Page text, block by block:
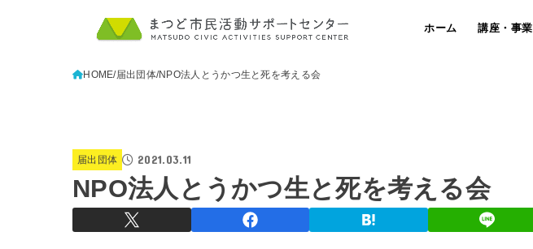
ホーム 講座・事業
HOME 届出団体 NPO法人とうかつ生と死を考える会
届出団体 2021.03.11
NPO法人とうかつ生と死を考える会